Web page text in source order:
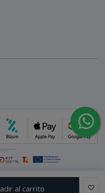
al carrito
los derechos reservados.